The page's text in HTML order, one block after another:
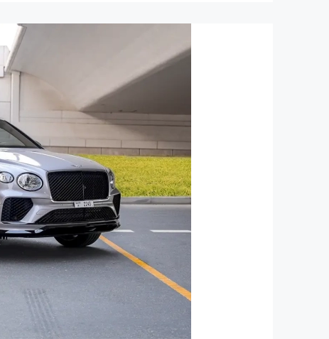
Dubai - Business Bay - RBC Tower
Auto